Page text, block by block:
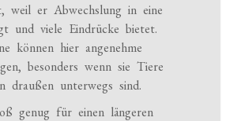
weil er Abwechslung in eine
und viele Eindrücke bietet.
können hier angenehme
besonders wenn sie Tiere
draußen unterwegs sind.
genug für einen längeren